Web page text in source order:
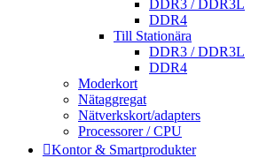
DDR3 / DDR3L
DDR4
Till Stationära
DDR3 / DDR3L
DDR4
Moderkort
Nätaggregat
Nätverkskort/adapters
Processorer / CPU
Kontor & Smartprodukter